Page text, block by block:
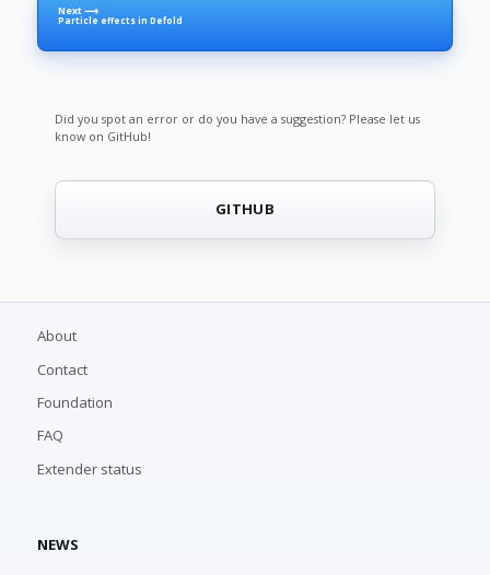
Next ⟶
Particle effects in Defold
Did you spot an error or do you have a suggestion? Please let us
know on GitHub!
GITHUB
About
Contact
Foundation
FAQ
Extender status
NEWS